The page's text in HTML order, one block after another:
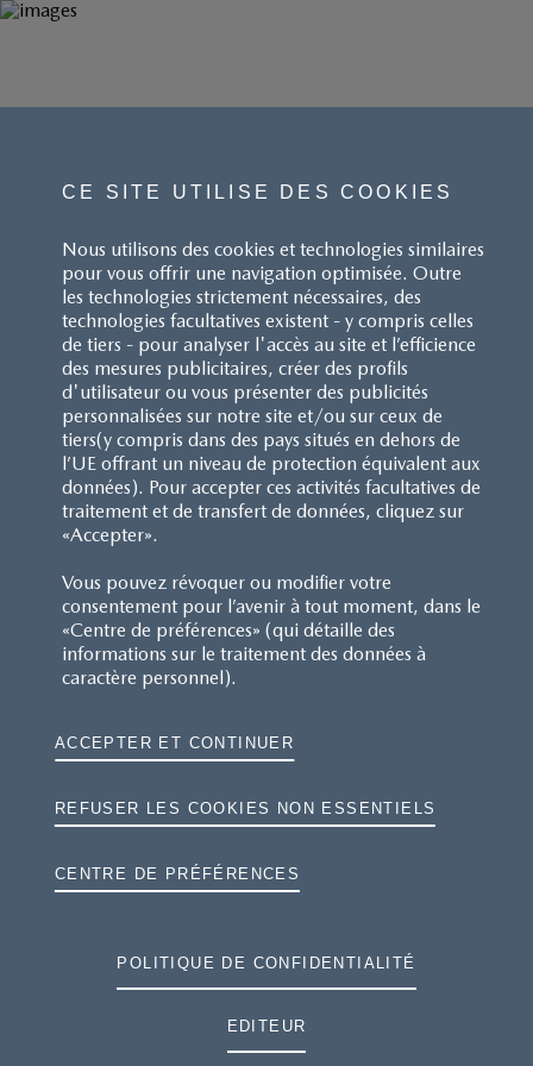
CE SITE UTILISE DES COOKIES
Nous utilisons des cookies et technologies similaires
pour vous offrir une navigation optimisée. Outre
les technologies strictement nécessaires, des
technologies facultatives existent - y compris celles
de tiers - pour analyser l'accès au site et l’efficience
des mesures publicitaires, créer des profils
d'utilisateur ou vous présenter des publicités
personnalisées sur notre site et/ou sur ceux de
tiers(y compris dans des pays situés en dehors de
l’UE offrant un niveau de protection équivalent aux
données). Pour accepter ces activités facultatives de
traitement et de transfert de données, cliquez sur
«Accepter».
Vous pouvez révoquer ou modifier votre
consentement pour l’avenir à tout moment, dans le
«Centre de préférences» (qui détaille des
informations sur le traitement des données à
caractère personnel).
ACCEPTER ET CONTINUER
REFUSER LES COOKIES NON ESSENTIELS
CENTRE DE PRÉFÉRENCES
POLITIQUE DE CONFIDENTIALITÉ
EDITEUR